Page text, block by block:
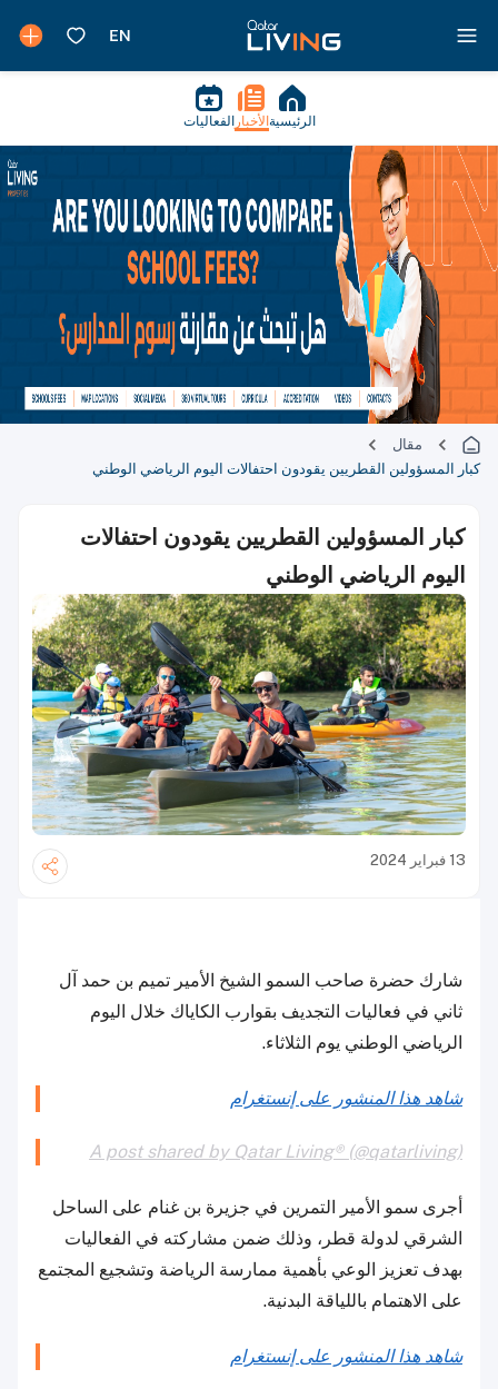
الرئيسية الأخبار الفعاليات
مقال
كبار المسؤولين القطريين يقودون احتفالات اليوم الرياضي الوطني
كبار المسؤولين القطريين يقودون احتفالات
اليوم الرياضي الوطني
13 فبراير 2024
شارك حضرة صاحب السمو الشيخ الأمير تميم بن حمد آل
ثاني في فعاليات التجديف بقوارب الكاياك خلال اليوم
الرياضي الوطني يوم الثلاثاء.
شاهد هذا المنشور على إنستغرام
A post shared by Qatar Living® (@qatarliving)
أجرى سمو الأمير التمرين في جزيرة بن غنام على الساحل
الشرقي لدولة قطر، وذلك ضمن مشاركته في الفعاليات
بهدف تعزيز الوعي بأهمية ممارسة الرياضة وتشجيع المجتمع
على الاهتمام باللياقة البدنية.
شاهد هذا المنشور على إنستغرام